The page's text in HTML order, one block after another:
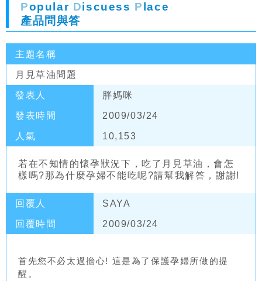
Popular Discuess P lace
產品問與答
主題名稱
月見草油問題
發表人 胖媽咪
發表時間 2009/03/24
人氣 10,153
若在不知情的懷孕狀況下，吃了月見草油，會怎
樣嗎?那為什麼孕婦不能吃呢?請幫我解答，謝謝!
回覆人 SAYA
回覆時間 2009/03/24
首先您不必太過擔心! 這是為了保護孕婦所做的提
醒。